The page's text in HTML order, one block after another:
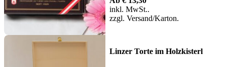
mit
4.77
inkl. MwSt.
zzgl. Versand
Linzer Torte im Holzkisterl